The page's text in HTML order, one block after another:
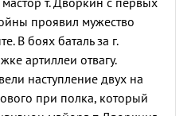
проявил мужество
В боях баталь за г.
артиллеи отвагу.
наступление двух на
при полка, который